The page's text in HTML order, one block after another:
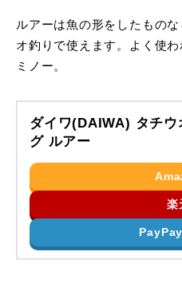
ルアーは魚の形をしたもの
オ釣りで使えます。よく使
ミノー。
ダイワ(DAIWA) タチ
グ ルアー
楽